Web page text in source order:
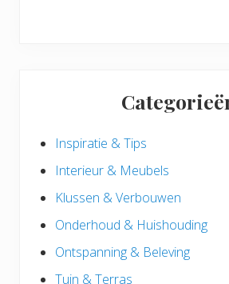
Inspiratie & Tips
Interieur & Meubels
Klussen & Verbouwen
Onderhoud & Huishouding
Ontspanning & Beleving
Tuin & Terras